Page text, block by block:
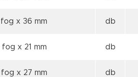
fog x 36 mm db
fog x 21 mm db
fog x 27 mm db